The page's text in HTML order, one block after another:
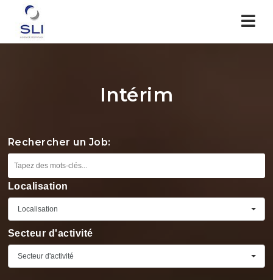
Intérim
Rechercher un Job:
Localisation
Localisation
Secteur d'activité
Secteur d'activité